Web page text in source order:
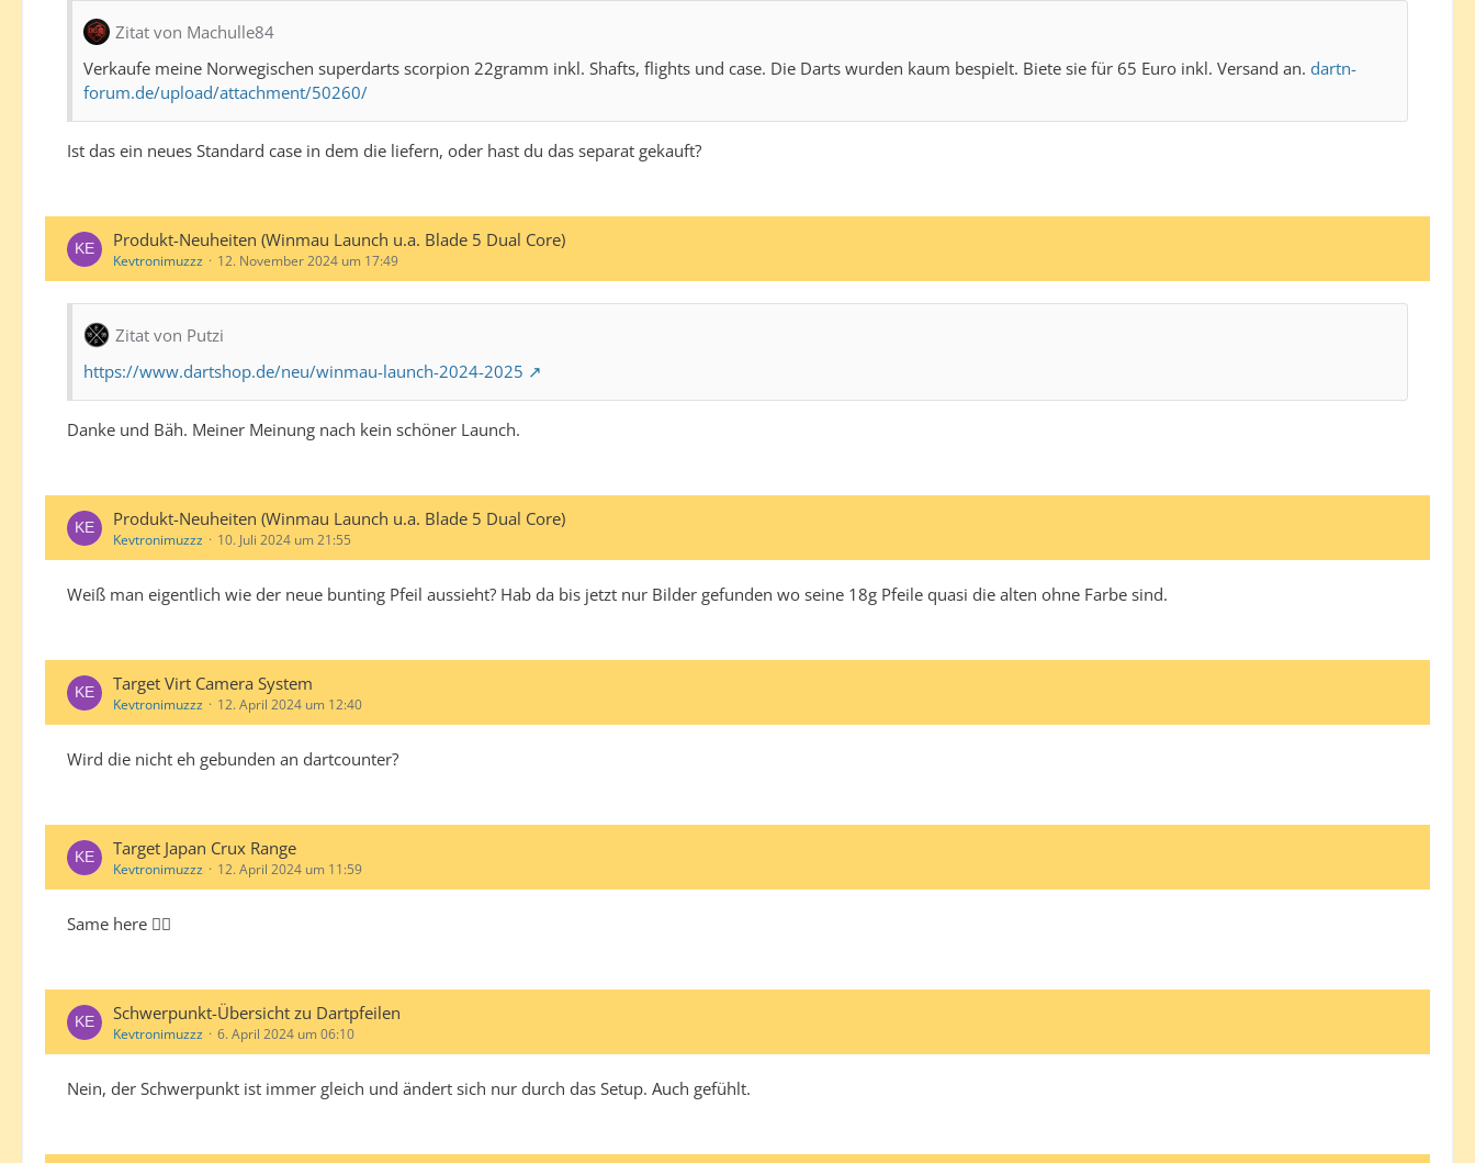
Zitat von Machulle84
Verkaufe meine Norwegischen superdarts scorpion 22gramm inkl. Shafts, flights und case. Die Darts wurden kaum bespielt. Biete sie für 65 Euro inkl. Versand an. dartn-
forum.de/upload/attachment/50260/
Ist das ein neues Standard case in dem die liefern, oder hast du das separat gekauft?
Produkt-Neuheiten (Winmau Launch u.a. Blade 5 Dual Core)
Kevtronimuzzz 12. November 2024 um 17:49
Zitat von Putzi
https://www.dartshop.de/neu/winmau-launch-2024-2025
Danke und Bäh. Meiner Meinung nach kein schöner Launch.
Produkt-Neuheiten (Winmau Launch u.a. Blade 5 Dual Core)
Kevtronimuzzz 10. Juli 2024 um 21:55
Weiß man eigentlich wie der neue bunting Pfeil aussieht? Hab da bis jetzt nur Bilder gefunden wo seine 18g Pfeile quasi die alten ohne Farbe sind.
Target Virt Camera System
Kevtronimuzzz 12. April 2024 um 12:40
Wird die nicht eh gebunden an dartcounter?
Target Japan Crux Range
Kevtronimuzzz 12. April 2024 um 11:59
Same here 👌🏻
Schwerpunkt-Übersicht zu Dartpfeilen
Kevtronimuzzz 6. April 2024 um 06:10
Nein, der Schwerpunkt ist immer gleich und ändert sich nur durch das Setup. Auch gefühlt.